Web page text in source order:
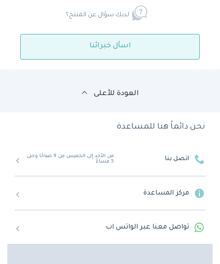
لديك سؤال عن المنتج؟
اسأل خبرائنا
العودة للأعلى
نحن دائماً هنا للمساعدة
اتصل بنا
من الأحد إلى الخميس من 9 صباحًا وحتى
5 مساءً
مركز المساعدة
تواصل معنا عبر الواتس اب